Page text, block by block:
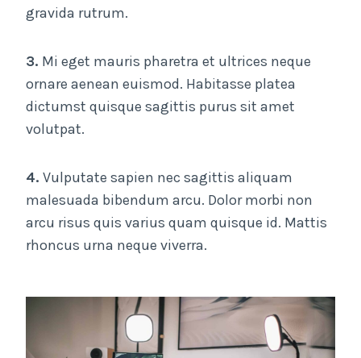
gravida rutrum.
3. Mi eget mauris pharetra et ultrices neque
ornare aenean euismod. Habitasse platea
dictumst quisque sagittis purus sit amet
volutpat.
4. Vulputate sapien nec sagittis aliquam
malesuada bibendum arcu. Dolor morbi non
arcu risus quis varius quam quisque id. Mattis
rhoncus urna neque viverra.